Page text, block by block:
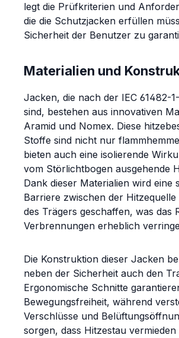
legt die Prüfkriterien und
die die Schutzjacken erfüllen
Sicherheit der Benutzer zu
Materialien und
Jacken, die nach der IEC 61482-
sind, bestehen aus innovativen
Aramid und Nomex. Diese
Stoffe sind nicht nur
bieten auch eine isolierende
vom Störlichtbogen ausgehende
Dank dieser Materialien wird eine
Barriere zwischen der
des Trägers geschaffen, was das
Verbrennungen erheblich
Die Konstruktion dieser Jacken
neben der Sicherheit auch den
Ergonomische Schnitte
Bewegungsfreiheit, während
Verschlüsse und
sorgen, dass Hitzestau vermieden